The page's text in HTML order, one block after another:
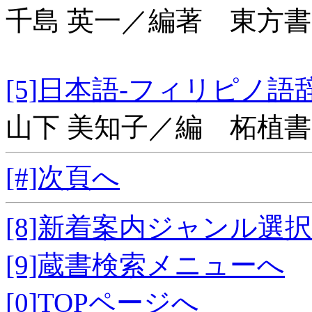
千島 英一／編著 東方
[5]日本語-フィリ
山下 美知子／編 柘植
[#]次頁へ
[8]新着案内ジャンル選
[9]蔵書検索メニューへ
[0]TOPページへ